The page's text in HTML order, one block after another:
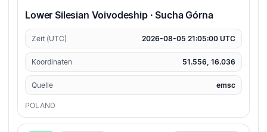
Lower Silesian Voivodeship · Sucha Górna
Zeit (UTC) 2026-08-05 21:05:00 UTC
Koordinaten 51.556, 16.036
Quelle emsc
POLAND